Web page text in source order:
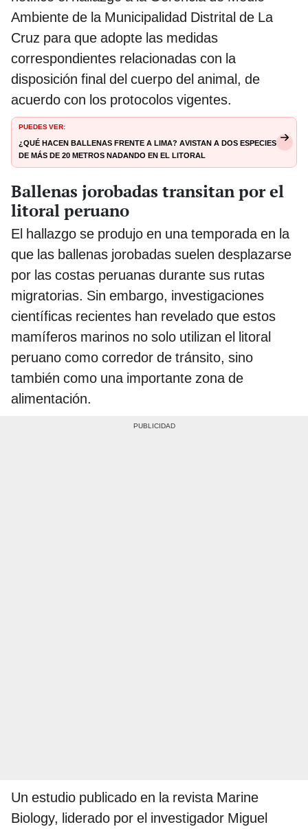
Ambiente de la Municipalidad Distrital de La
Cruz para que adopte las medidas
correspondientes relacionadas con la
disposición final del cuerpo del animal, de
acuerdo con los protocolos vigentes.
PUEDES VER:
¿Qué hacen ballenas frente a Lima? Avistan a dos especies
de más de 20 metros nadando en el litoral
Ballenas jorobadas transitan por el
litoral peruano
El hallazgo se produjo en una temporada en la
que las ballenas jorobadas suelen desplazarse
por las costas peruanas durante sus rutas
migratorias. Sin embargo, investigaciones
científicas recientes han revelado que estos
mamíferos marinos no solo utilizan el litoral
peruano como corredor de tránsito, sino
también como una importante zona de
alimentación.
Un estudio publicado en la revista Marine
Biology, liderado por el investigador Miguel